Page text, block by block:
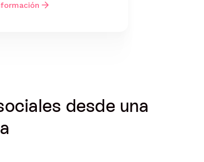
desde una